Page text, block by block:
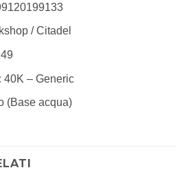
/ Citadel
40K – Generic
(Base acqua)